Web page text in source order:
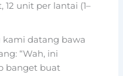
12 unit per lantai (1–
kami datang bawa
“Wah, ini
banget buat